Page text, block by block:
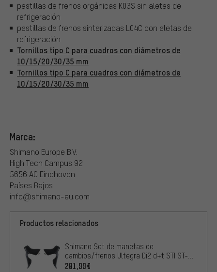
pastillas de frenos orgánicas K03S sin aletas de
refrigeración
pastillas de frenos sinterizadas L04C con aletas de
refrigeración
Tornillos tipo C para cuadros con diámetros de
10/15/20/30/35 mm
Tornillos tipo C para cuadros con diámetros de
10/15/20/30/35 mm
Marca:
Shimano Europe B.V.
High Tech Campus 92
5656 AG Eindhoven
Países Bajos
info@shimano-eu.com
Productos relacionados
Shimano Set de manetas de
cambios/frenos Ultegra Di2 d+t STI ST-
R8150 2/12 v.
201,99€